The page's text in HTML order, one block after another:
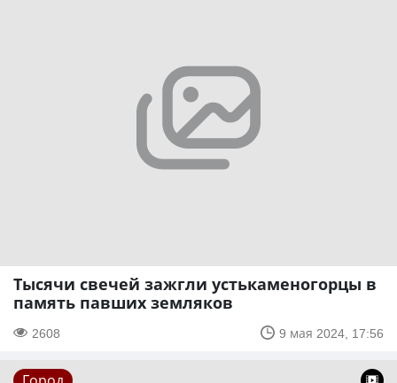
Тысячи свечей зажгли устькаменогорцы в
память павших земляков
2608 9 мая 2024, 17:56